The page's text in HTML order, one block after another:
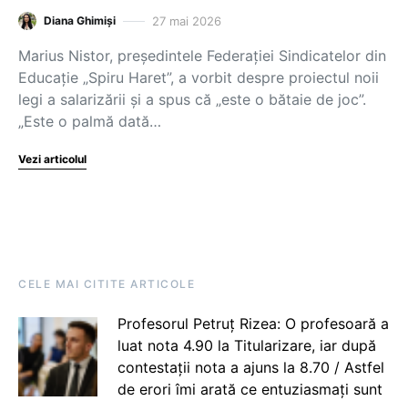
Diana Ghimiși 27 mai 2026
Marius Nistor, președintele Federației Sindicatelor din
Educație „Spiru Haret”, a vorbit despre proiectul noii
legi a salarizării și a spus că „este o bătaie de joc”.
„Este o palmă dată…
Vezi articolul
CELE MAI CITITE ARTICOLE
Profesorul Petruț Rizea: O profesoară a
luat nota 4.90 la Titularizare, iar după
contestații nota a ajuns la 8.70 / Astfel
de erori îmi arată ce entuziasmați sunt